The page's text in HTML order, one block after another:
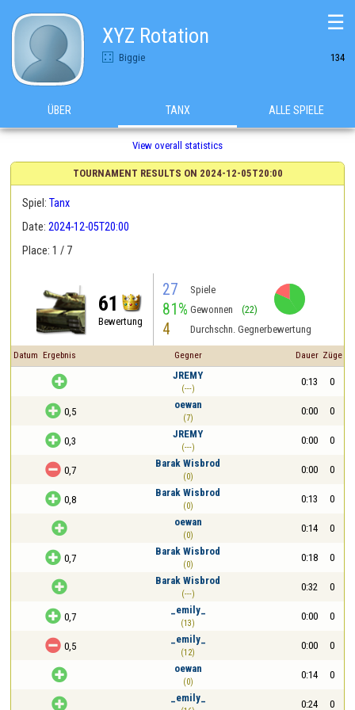
XYZ Rotation
Biggie 134
☰
ÜBER TANX ALLE SPIELE
View overall statistics
TOURNAMENT RESULTS ON 2024-12-05T20:00
Spiel:Tanx
Date:2024-12-05T20:00
Place: 1 / 7
61
Bewertung
27 Spiele
81% Gewonnen (22)
4 Durchschn. Gegnerbewertung
Datum Ergebnis Gegner Dauer Züge
 JREMY
(---)
0:13 0
 0,5
oewan
(7)
0:00 0
 0,3
JREMY
(---)
0:00 0
 0,7
Barak Wisbrod
(0)
0:00 0
 0,8
Barak Wisbrod
(0)
0:13 0
 oewan
(0)
0:14 0
 0,7
Barak Wisbrod
(0)
0:18 0
 Barak Wisbrod
(---)
0:32 0
 0,7
_emily_
(13)
0:00 0
 0,5
_emily_
(12)
0:00 0
 oewan
(0)
0:14 0
 _emily_
0:24 0